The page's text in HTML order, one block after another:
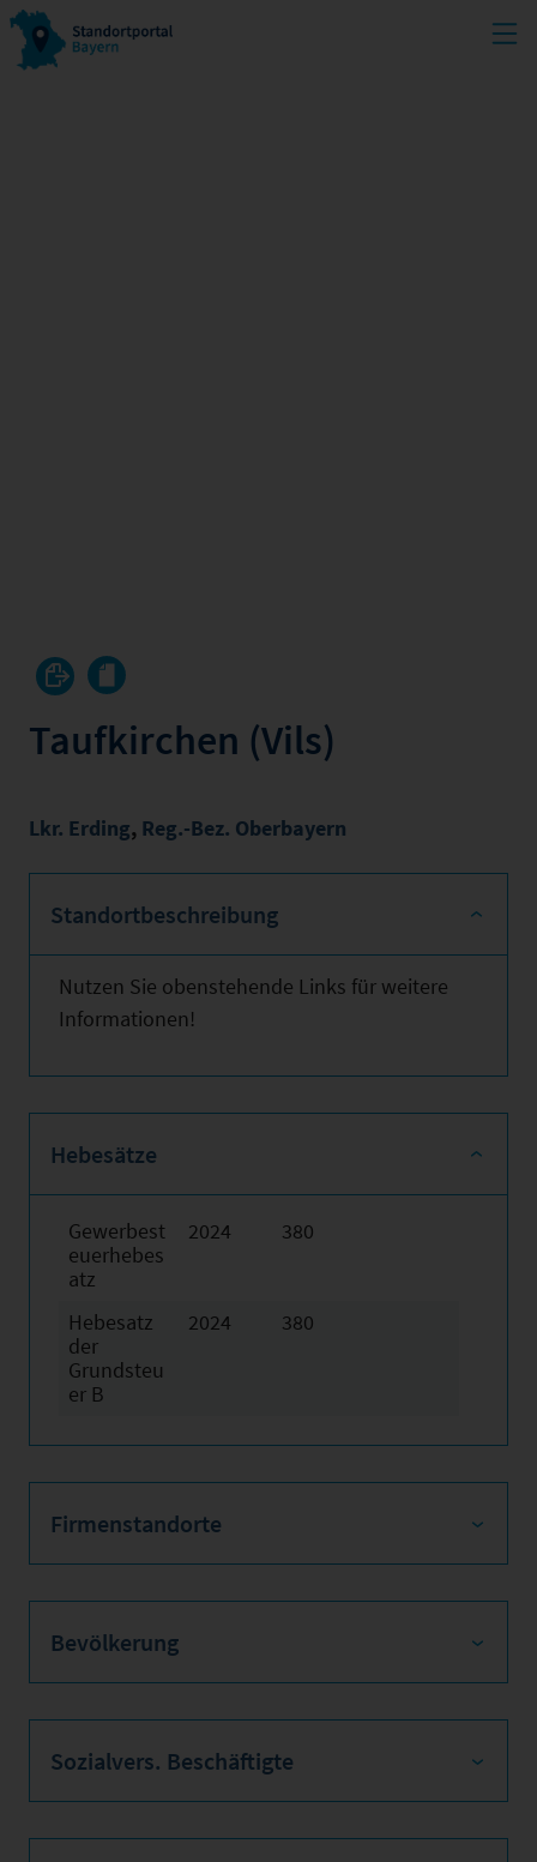
Taufkirchen (Vils)
Lkr. Erding, Reg.-Bez. Oberbayern
Standortbeschreibung
Nutzen Sie obenstehende Links für weitere
Informationen!
Hebesätze
Gewerbest
euerhebes
atz
2024 380
Hebesatz
der
Grundsteu
er B
2024 380
Firmenstandorte
Bevölkerung
Sozialvers. Beschäftigte